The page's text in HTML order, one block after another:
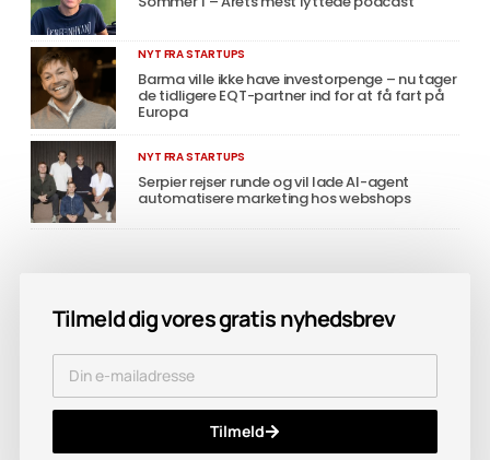
NYT FRA STARTUPS
Barma ville ikke have investorpenge – nu tager
de tidligere EQT-partner ind for at få fart på
Europa
NYT FRA STARTUPS
Serpier rejser runde og vil lade AI-agent
automatisere marketing hos webshops
Tilmeld dig vores gratis nyhedsbrev
Tilmeld